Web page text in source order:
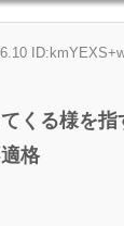
くる様を
格